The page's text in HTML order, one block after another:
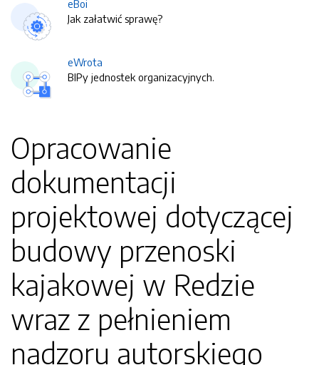
eBoi
Jak załatwić sprawę?
eWrota
BIPy jednostek organizacyjnych.
Opracowanie
dokumentacji
projektowej dotyczącej
budowy przenoski
kajakowej w Redzie
wraz z pełnieniem
nadzoru autorskiego